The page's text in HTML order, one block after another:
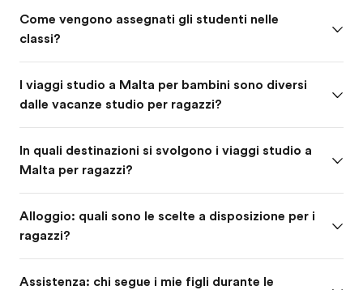
Come vengono assegnati gli studenti nelle
classi?
I viaggi studio a Malta per bambini sono diversi
dalle vacanze studio per ragazzi?
In quali destinazioni si svolgono i viaggi studio a
Malta per ragazzi?
Alloggio: quali sono le scelte a disposizione per i
ragazzi?
Assistenza: chi segue i mie figli durante le